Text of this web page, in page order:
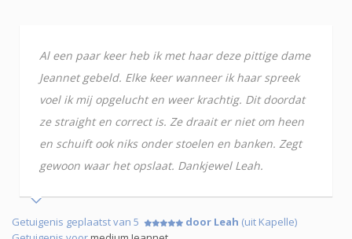
Al een paar keer heb ik met haar deze pittige dame
Jeannet gebeld. Elke keer wanneer ik haar spreek
voel ik mij opgelucht en weer krachtig. Dit doordat
ze straight en correct is. Ze draait er niet om heen
en schuift ook niks onder stoelen en banken. Zegt
gewoon waar het opslaat. Dankjewel Leah.
Getuigenis geplaatst van 5 door Leah (uit Kapelle)